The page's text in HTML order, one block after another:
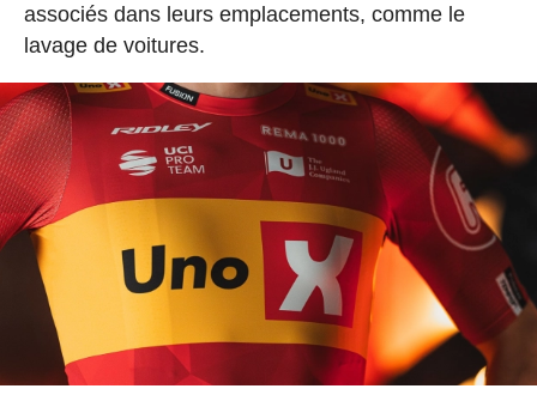
associés dans leurs emplacements, comme le
lavage de voitures.